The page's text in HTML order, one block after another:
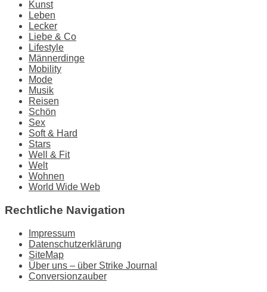
Kunst
Leben
Lecker
Liebe & Co
Lifestyle
Männerdinge
Mobility
Mode
Musik
Reisen
Schön
Sex
Soft & Hard
Stars
Well & Fit
Welt
Wohnen
World Wide Web
Rechtliche Navigation
Impressum
Datenschutzerklärung
SiteMap
Über uns – über Strike Journal
Conversionzauber